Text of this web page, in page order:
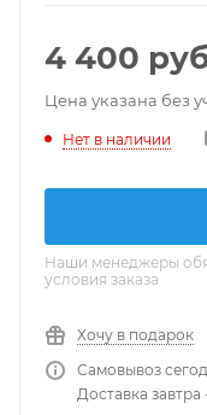
4 400
Цена указана без
Нет в наличии
Наши менеджеры
условия заказа
Хочу в подарок
Самовывоз
Доставка завтра